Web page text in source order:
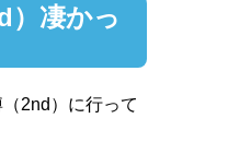
）凄かっ
2nd）に行って